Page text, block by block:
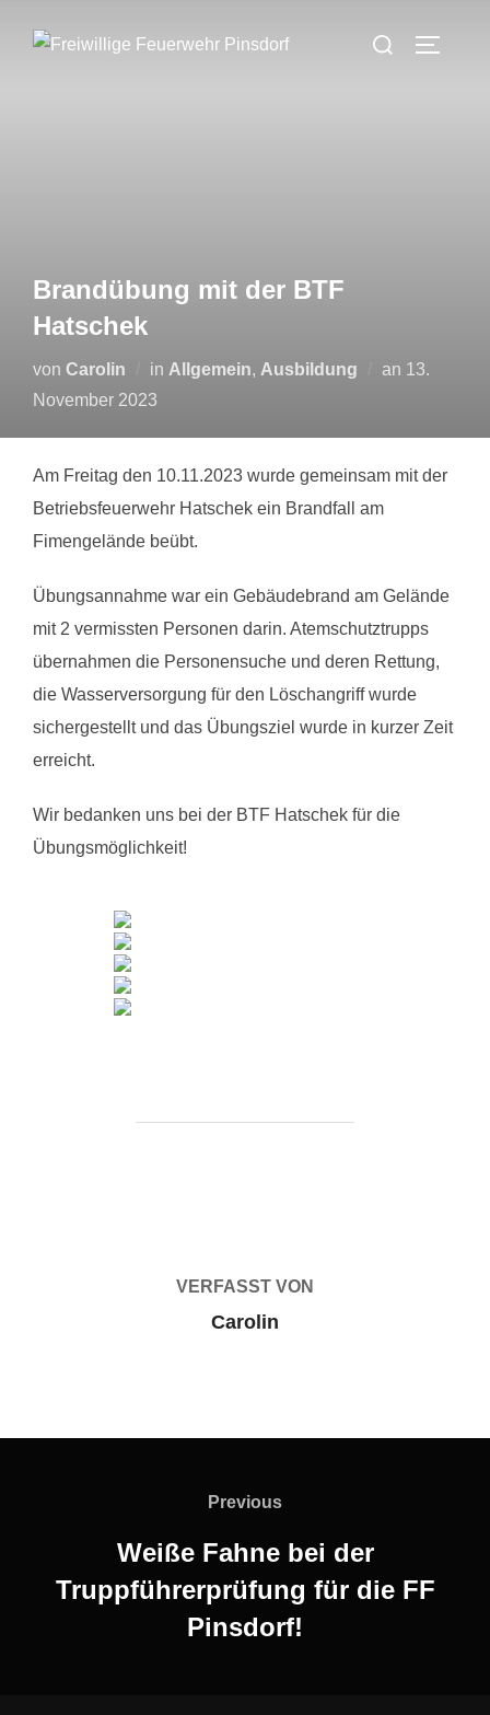
Inhalt
Suchen
Brandübung mit der BTF
Hatschek
von Carolin in Allgemein, Ausbildung an 13.
November 2023
Am Freitag den 10.11.2023 wurde gemeinsam mit der
Betriebsfeuerwehr Hatschek ein Brandfall am
Fimengelände beübt.
Übungsannahme war ein Gebäudebrand am Gelände
mit 2 vermissten Personen darin. Atemschutztrupps
übernahmen die Personensuche und deren Rettung,
die Wasserversorgung für den Löschangriff wurde
sichergestellt und das Übungsziel wurde in kurzer Zeit
erreicht.
Wir bedanken uns bei der BTF Hatschek für die
Übungsmöglichkeit!
VERFASST VON
Carolin
Previous
Previous
Weiße Fahne bei der
Truppführerprüfung für die FF
Pinsdorf!